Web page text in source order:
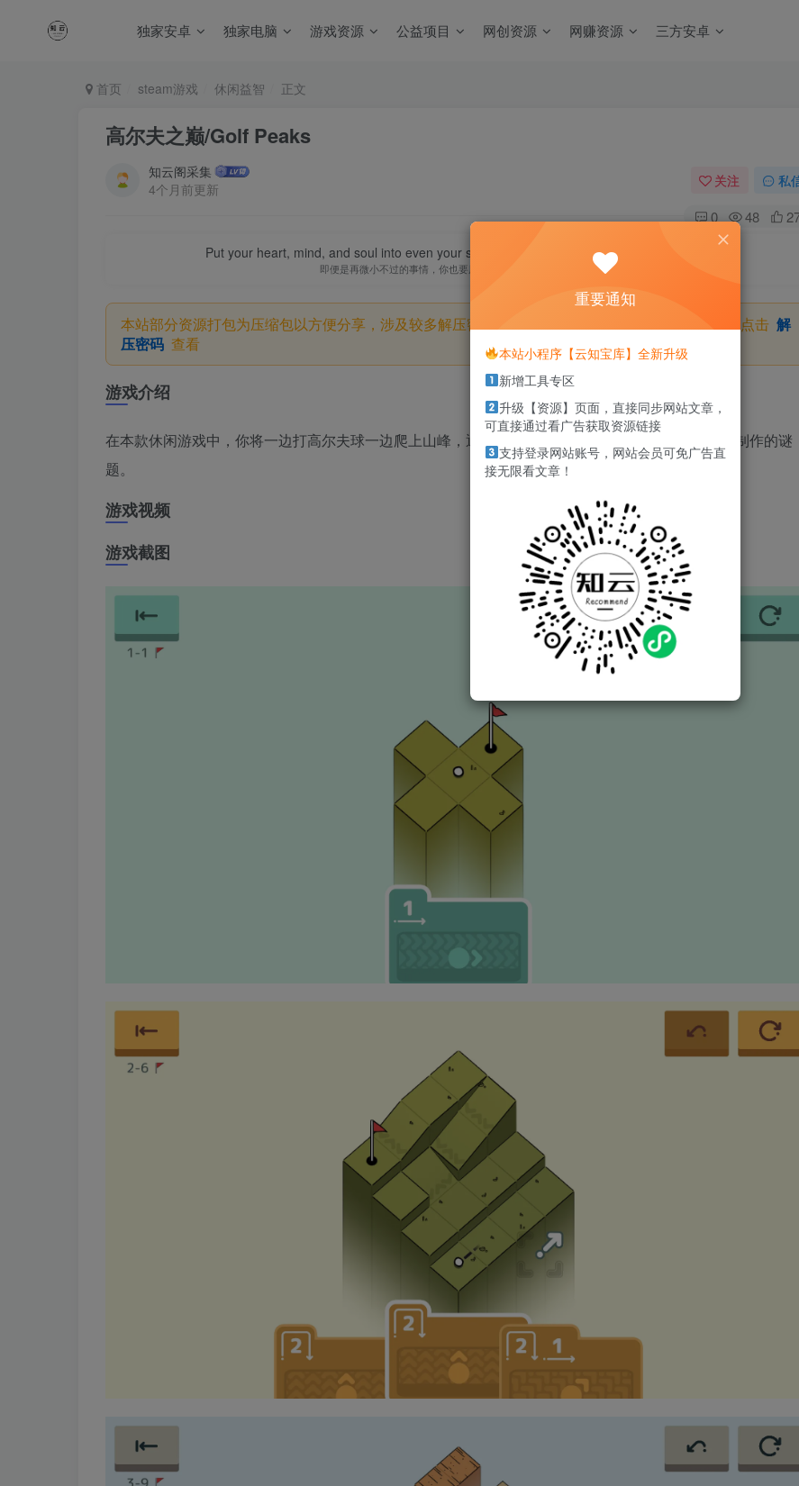
独家安卓 独家电脑 游戏资源 公益项目 网创资源 网赚资源 三方安卓
首页 steam游戏 休闲益智 正文
高尔夫之巅/Golf Peaks
知云阁采集
4个月前更新
关注 私
0 48
Put your heart, mind, and soul into even your smallest acts. This is the secret of success.
即便是再微小不过的事情，你也要用心去做。这就是成功的秘密
本站部分资源打包为压缩包以方便分享，涉及较多解压密码，如果你下载的资源需要解压密码，请点击 解
压密码 查看
游戏介绍
在本款休闲游戏中，你将一边打高尔夫球一边爬上山峰，通过卡片式移动机制，解开超过100款手工制作的谜
题。
游戏视频
游戏截图
重要通知
本站小程序【云知宝库】全新升级
新增工具专区
升级【资源】页面，直接同步网站文章，
可直接通过看广告获取资源链接
支持登录网站账号，网站会员可免广告直
接无限看文章！